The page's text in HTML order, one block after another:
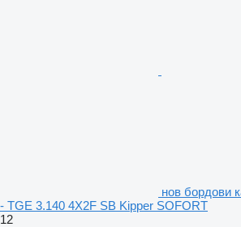
нов бордови
- TGE 3.140 4X2F SB Kipper SOFORT
12